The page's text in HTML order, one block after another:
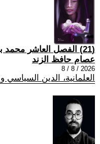
(21) الفصل العاشر محمد بن عبد الوهاب 2
عصام حافظ الزند
2026 / 8 / 8
العلمانية، الدين السياسي